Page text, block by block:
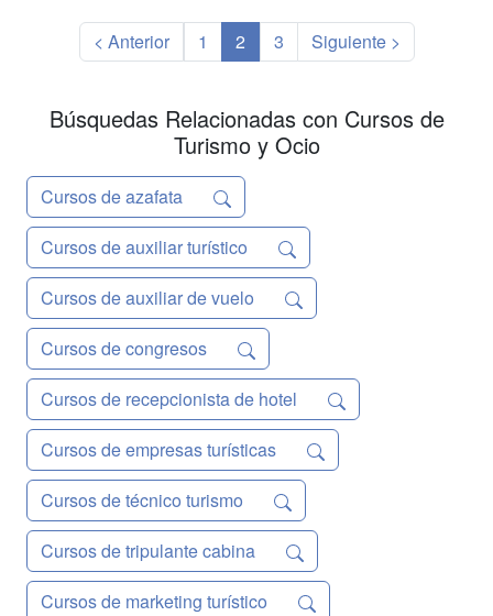
con la eficacia y calidad requeridas.
OPERACIONES DE G...
< Anterior 1 2 3 Siguiente >
Búsquedas Relacionadas con Cursos de
Turismo y Ocio
Cursos de azafata
Cursos de auxiliar turístico
Cursos de auxiliar de vuelo
Cursos de congresos
Cursos de recepcionista de hotel
Cursos de empresas turísticas
Cursos de técnico turismo
Cursos de tripulante cabina
Cursos de marketing turístico